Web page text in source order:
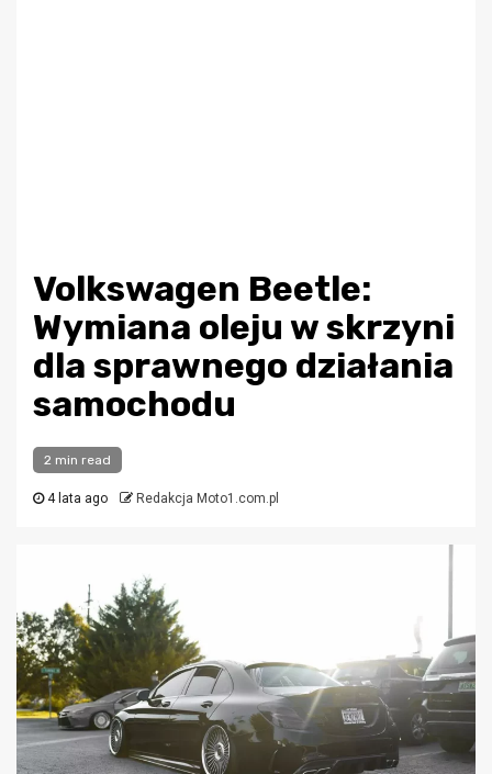
Volkswagen Beetle:
Wymiana oleju w skrzyni
dla sprawnego działania
samochodu
2 min read
4 lata ago Redakcja Moto1.com.pl